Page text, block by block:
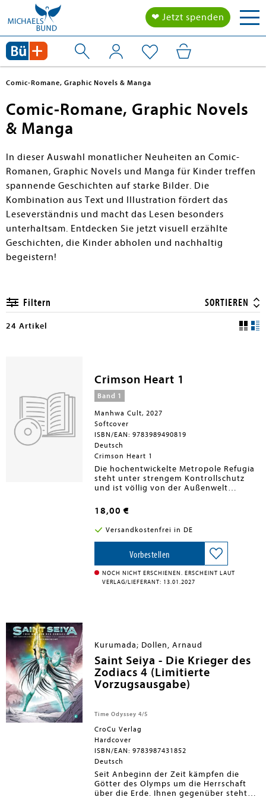
❤ Jetzt spenden
Comic-Romane, Graphic Novels & Manga
Comic-Romane, Graphic Novels
& Manga
In dieser Auswahl monatlicher Neuheiten an Comic-
Romanen, Graphic Novels und Manga für Kinder treffen
spannende Geschichten auf starke Bilder. Die
Kombination aus Text und Illustration fördert das
Leseverständnis und macht das Lesen besonders
unterhaltsam. Entdecken Sie jetzt visuell erzählte
Geschichten, die Kinder abholen und nachhaltig
begeistern!
Filtern SORTIEREN
24 Artikel
Crimson Heart 1
Band 1
Manhwa Cult, 2027
Softcover
ISBN/EAN: 9783989490819
Deutsch
Crimson Heart 1
Die hochentwickelte Metropole Refugia
steht unter strengem Kontrollschutz
und ist völlig von der Außenwelt
Yojae die Gesetze ihrer Heimatstadt nie
infrage gestellt. Als sie aber in der
Bibliothek auf eine scharlachrote
Halskette sowie ein uraltes Buch mit
einer geheimnisvollen Botschaft stoßen,
ist ihre Neugier geweckt. Gemeinsam
mit ihren Freundinnen Sena und Dabi
wagen sie sich zur verbotenen
Stadtgrenze. Doch was als aufregendes
Mini-Poster in der Erstauflage!
18,00 €
Versandkostenfrei in DE
Vorbestellen
NOCH NICHT ERSCHIENEN. ERSCHEINT LAUT
VERLAG/LIEFERANT: 13.01.2027
Kurumada; Dollen, Arnaud
Saint Seiya - Die Krieger des
Zodiacs 4 (Limitierte
Vorzugsausgabe)
Time Odyssey 4/5
CroCu Verlag
Hardcover
ISBN/EAN: 9783987431852
Deutsch
Seit Anbeginn der Zeit kämpfen die
Götter des Olymps um die Herrschaft
über die Erde. Ihnen gegenüber steht